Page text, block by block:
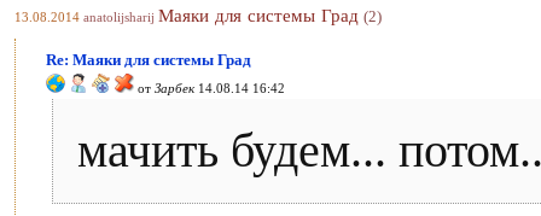
13.08.2014 anatolijsharij Маяки для системы Град (2)
Re: Маяки для системы Град
от Зарбек 14.08.14 16:42
мачить будем...